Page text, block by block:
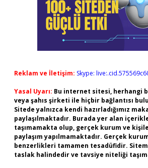
Reklam ve İletişim: Skype:
Yasal Uyarı: Bu internet sitesi, herhangi
veya şahıs şirketi ile hiçbir bağlantısı
Sitede yalnızca kendi hazırladığımız
paylaşılmaktadır. Burada yer alan
taşımamakta olup, gerçek kurum ve
paylaşım yapılmamaktadır. Gerçek
benzerlikleri tamamen tesadüfidir.
taslak halindedir ve tavsiye niteliği